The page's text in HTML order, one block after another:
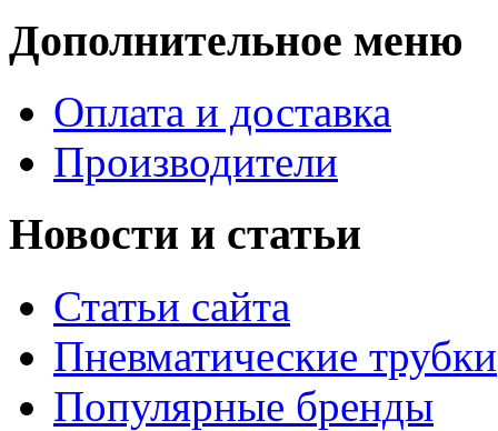
Дополнительное меню
Оплата и доставка
Производители
Новости и статьи
Статьи сайта
Пневматические трубки
Популярные бренды